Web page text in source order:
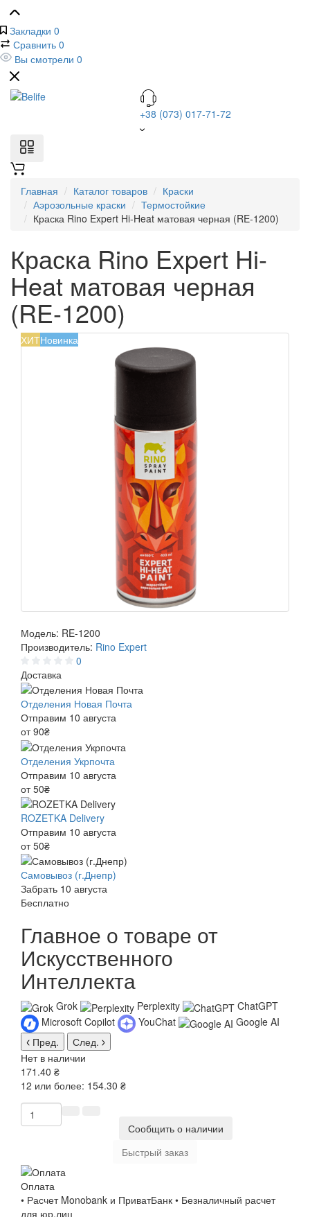
Закладки 0
Сравнить 0
Вы смотрели 0
+38 (073) 017-71-72
Главная Каталог товаров
Краски
Аэрозольные краски
Термостойкие
Краска Rino Expert Hi-Heat матовая черная (RE-1200)
Краска Rino Expert Hi-
Heat матовая черная
(RE-1200)
ХИТНовинка
Модель: RE-1200
Производитель: Rino Expert
0
Доставка
Отделения Новая Почта
Отправим 10 августа
от 90₴
Отделения Укрпочта
Отправим 10 августа
от 50₴
ROZETKA Delivery
Отправим 10 августа
от 50₴
Самовывоз (г.Днепр)
Забрать 10 августа
Бесплатно
Главное о товаре от
Искусственного
Интеллекта
Grok Perplexity
ChatGPT
Microsoft Copilot
YouChat
Google AI
Пред.
След.
Нет в наличии
171.40 ₴
12 или более: 154.30 ₴
Сообщить о наличии
Быстрый заказ
Оплата
• Расчет Monobank и ПриватБанк • Безналичный расчет
для юр.лиц